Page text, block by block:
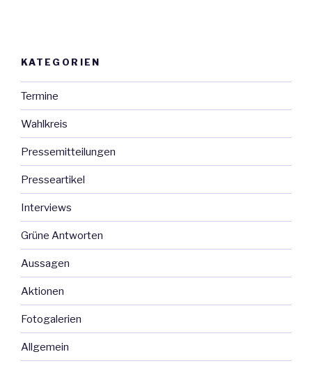
KATEGORIEN
Termine
Wahlkreis
Pressemitteilungen
Presseartikel
Interviews
Grüne Antworten
Aussagen
Aktionen
Fotogalerien
Allgemein